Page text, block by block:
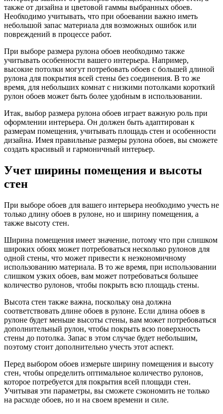
также от дизайна и цветовой гаммы выбранных обоев.
Необходимо учитывать, что при обоевании важно иметь
небольшой запас материала для возможных ошибок или
повреждений в процессе работ.
При выборе размера рулона обоев необходимо также
учитывать особенности вашего интерьера. Например,
высокие потолки могут потребовать обоев с большей длиной
рулона для покрытия всей стены без соединения. В то же
время, для небольших комнат с низкими потолками короткий
рулон обоев может быть более удобным в использовании.
Итак, выбор размера рулона обоев играет важную роль при
оформлении интерьера. Он должен быть адаптирован к
размерам помещения, учитывать площадь стен и особенности
дизайна. Имея правильные размеры рулона обоев, вы сможете
создать красивый и гармоничный интерьер.
Учет ширины помещения и высоты
стен
При выборе обоев для вашего интерьера необходимо учесть не
только длину обоев в рулоне, но и ширину помещения, а
также высоту стен.
Ширина помещения имеет значение, потому что при слишком
широких обоях может потребоваться несколько рулонов для
одной стены, что может привести к неэкономичному
использованию материала. В то же время, при использовании
слишком узких обоев, вам может потребоваться большее
количество рулонов, чтобы покрыть всю площадь стены.
Высота стен также важна, поскольку она должна
соответствовать длине обоев в рулоне. Если длина обоев в
рулоне будет меньше высоты стены, вам может потребоваться
дополнительный рулон, чтобы покрыть всю поверхность
стены до потолка. Запас в этом случае будет небольшим,
поэтому стоит дополнительно учесть этот аспект.
Перед выбором обоев измерьте ширину помещения и высоту
стен, чтобы определить оптимальное количество рулонов,
которое потребуется для покрытия всей площади стен.
Учитывая эти параметры, вы сможете сэкономить не только
на расходе обоев, но и на своем времени и силе.